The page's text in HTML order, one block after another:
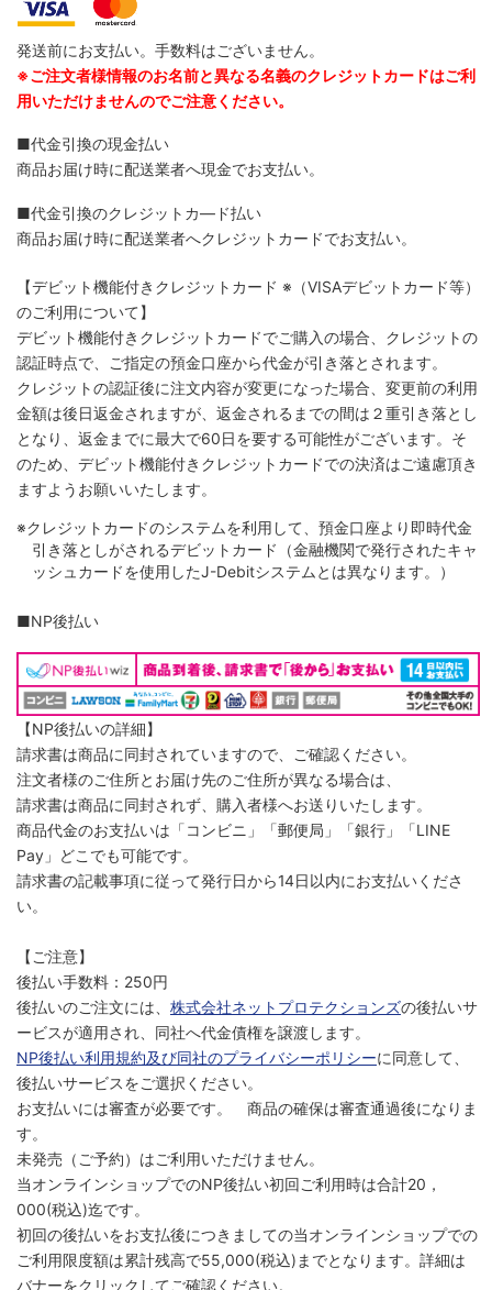
発送前にお支払い。手数料はございません。
※ご注文者様情報のお名前と異なる名義のクレジットカードはご利
用いただけませんのでご注意ください。
■代金引換の現金払い
商品お届け時に配送業者へ現金でお支払い。
■代金引換のクレジットカ―ド払い
商品お届け時に配送業者へクレジットカードでお支払い。
【デビット機能付きクレジットカード ※（VISAデビットカード等）
のご利用について】
デビット機能付きクレジットカードでご購入の場合、クレジットの
認証時点で、ご指定の預金口座から代金が引き落とされます。
クレジットの認証後に注文内容が変更になった場合、変更前の利用
金額は後日返金されますが、返金されるまでの間は２重引き落とし
となり、返金までに最大で60日を要する可能性がございます。そ
のため、デビット機能付きクレジットカードでの決済はご遠慮頂き
ますようお願いいたします。
※クレジットカードのシステムを利用して、預金口座より即時代金
引き落としがされるデビットカード（金融機関で発行されたキャ
ッシュカードを使用したJ-Debitシステムとは異なります。）
■NP後払い
【NP後払いの詳細】
請求書は商品に同封されていますので、ご確認ください。
注文者様のご住所とお届け先のご住所が異なる場合は、
請求書は商品に同封されず、購入者様へお送りいたします。
商品代金のお支払いは「コンビニ」「郵便局」「銀行」「LINE
Pay」どこでも可能です。
請求書の記載事項に従って発行日から14日以内にお支払いくださ
い。
【ご注意】
後払い手数料：250円
後払いのご注文には、 株式会社ネットプロテクションズの後払いサ
ービスが適用され、同社へ代金債権を譲渡します。
NP後払い利用規約及び同社のプライバシーポリシーに同意して、
後払いサービスをご選択ください。
お支払いには審査が必要です。 商品の確保は審査通過後になりま
す。
未発売（ご予約）はご利用いただけません。
当オンラインショップでのNP後払い初回ご利用時は合計20，
000(税込)迄です。
初回の後払いをお支払後につきましての当オンラインショップでの
ご利用限度額は累計残高で55,000(税込)までとなります。詳細は
バナーをクリックしてご確認ください。